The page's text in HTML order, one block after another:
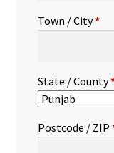
etc.(optional)
Town / City*
State / County
Postcode / ZIP